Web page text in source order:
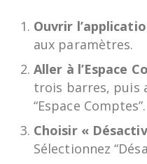
Ouvrir
aux paramètres.
Aller à l’Espace
trois barres, puis
“Espace Comptes”.
Choisir «
Sélectionnez